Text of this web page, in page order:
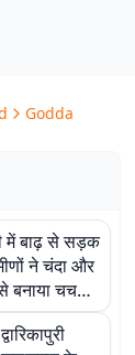
Godda
में बाढ़ से सड़क
ने चंदा और
बनाया चचरी